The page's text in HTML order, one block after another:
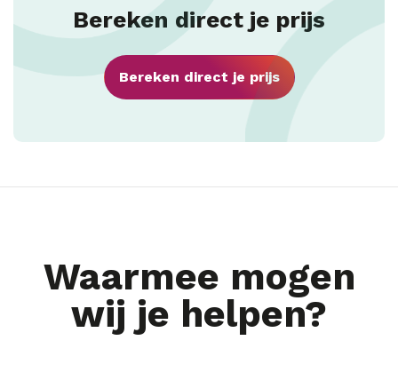
Bereken direct je prijs
Bereken direct je prijs
Waarmee mogen
wij je helpen?